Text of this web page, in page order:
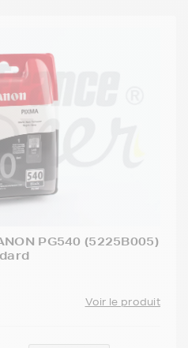
PG540 (5225B005)
Voir le produit